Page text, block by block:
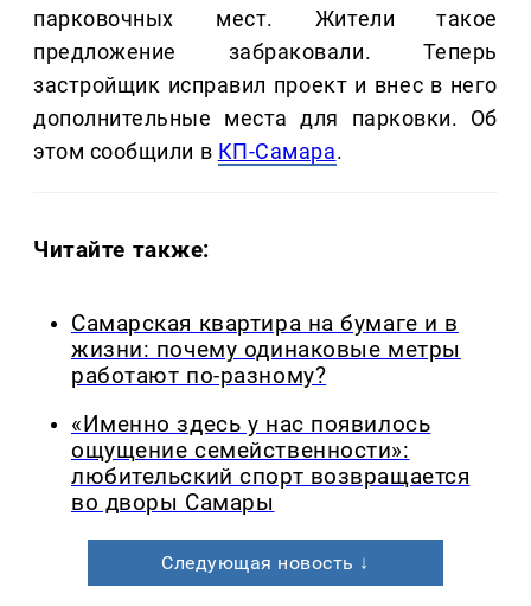
парковочных мест. Жители такое
предложение забраковали. Теперь
застройщик исправил проект и внес в него
дополнительные места для парковки. Об
этом сообщили в КП-Самара.
Читайте также:
Самарская квартира на бумаге и в
жизни: почему одинаковые метры
работают по-разному?
«Именно здесь у нас появилось
ощущение семейственности»:
любительский спорт возвращается
во дворы Самары
Следующая новость ↓